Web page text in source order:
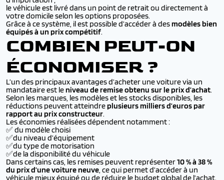
le véhicule est livré dans un point de retrait ou directement à
votre domicile selon les options proposées.
Grâce à ce système, il est possible d’accéder à desmodèles bien
équipés à un prix compétitif.
COMBIEN PEUT-ON
ÉCONOMISER ?
L’un des principaux avantages d’acheter une voiture via un
mandataire est leniveau de remise obtenu sur le prix d’achat.
Selon les marques, les modèles et les stocks disponibles, les
réductions peuvent atteindreplusieurs milliers d’euros par
rapport au prix constructeur.
Les économies réalisées dépendent notamment :
✅ du modèle choisi
✅du niveau d’équipement
✅du type de motorisation
✅de la disponibilité du véhicule
Dans certains cas, les remises peuvent représenter10 % à 38 %
du prix d’une voiture neuve, ce qui permet d’accéder à un
véhicule mieux équipé ou de réduire le budget global de l’achat.